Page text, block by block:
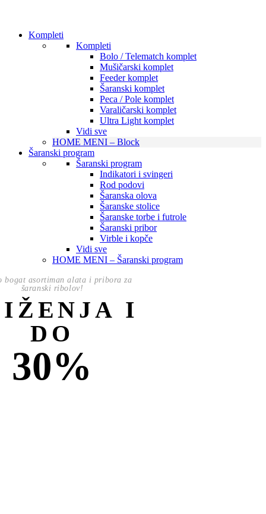
Kompleti
Kompleti
Bolo / Telematch komplet
Mušičarski komplet
Feeder komplet
Šaranski komplet
Peca / Pole komplet
Varaličarski komplet
Ultra Light komplet
Vidi sve
HOME MENI – Block
Šaranski program
Šaranski program
Indikatori i svingeri
Rod podovi
Šaranska olova
Šaranske stolice
Šaranske torbe i futrole
Šaranski pribor
Virble i kopče
Vidi sve
HOME MENI – Šaranski program
bogat asortiman alata i pribora za
šaranski ribolov!
I
DO
30%